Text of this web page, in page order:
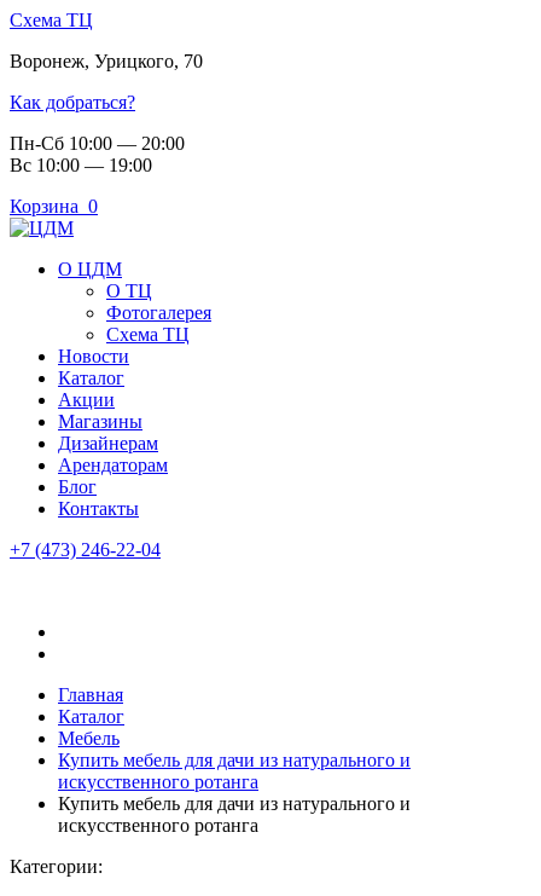
Схема ТЦ
Воронеж, Урицкого, 70
Как добраться?
Пн-Сб 10:00 — 20:00
Вс 10:00 — 19:00
Корзина 0
О ЦДМ
О ТЦ
Фотогалерея
Схема ТЦ
Новости
Каталог
Акции
Магазины
Дизайнерам
Арендаторам
Блог
Контакты
+7 (473) 246-22-04
Главная
Каталог
Мебель
Купить мебель для дачи из натурального и
искусственного ротанга
Купить мебель для дачи из натурального и
искусственного ротанга
Категории: